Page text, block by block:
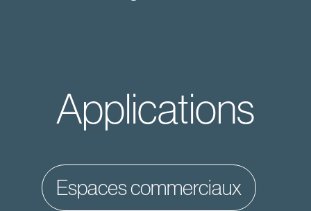
Applications
espaces commerciaux